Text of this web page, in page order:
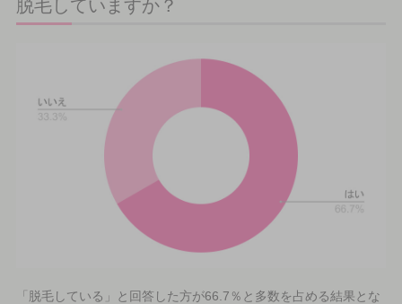
脱毛していますか？
「脱毛している」と回答した方が66.7％と多数を占める結果とな